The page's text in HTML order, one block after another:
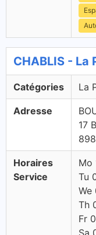
CHABLIS - La
Catégories La
Adresse
17
Horaires
Service
Mo
Tu
We
Th
Fr
Sa